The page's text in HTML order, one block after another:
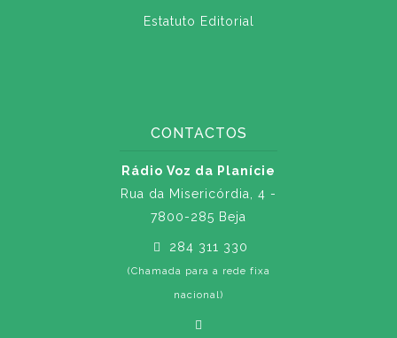
Estatuto Editorial
CONTACTOS
Rádio Voz da Planície
Rua da Misericórdia, 4 -
7800-285 Beja
284 311 330
(Chamada para a rede fixa
nacional)